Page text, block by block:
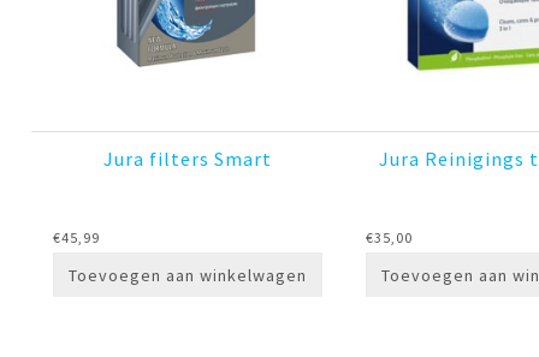
Jura filters Smart
€45,99
Toevoegen aan winkelwagen
Jura Reinigings
€35,00
Toevoegen aan